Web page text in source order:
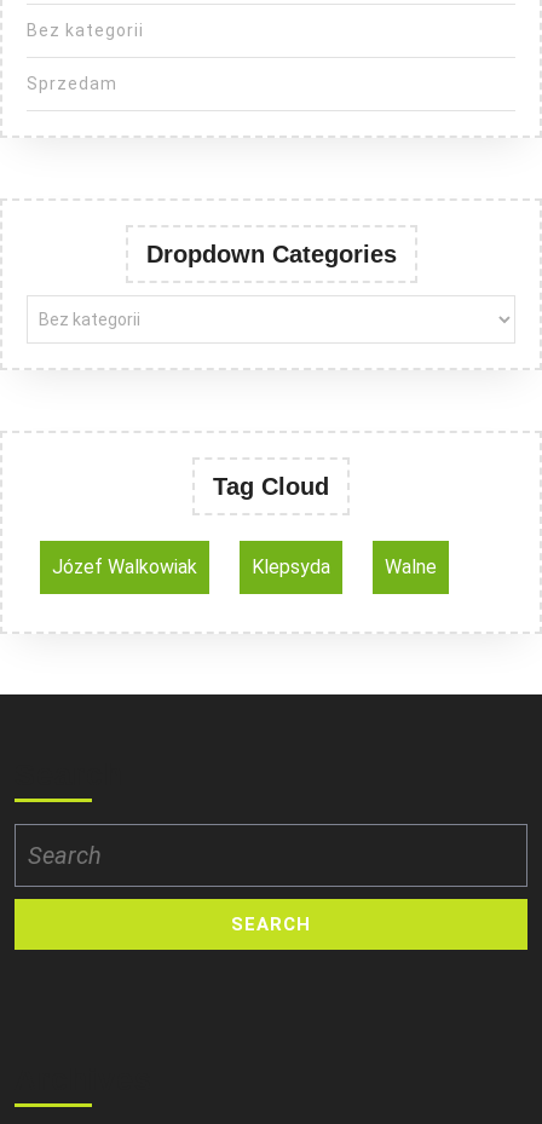
Bez kategorii
Sprzedam
Dropdown Categories
Tag Cloud
Józef Walkowiak Klepsyda Walne
for: